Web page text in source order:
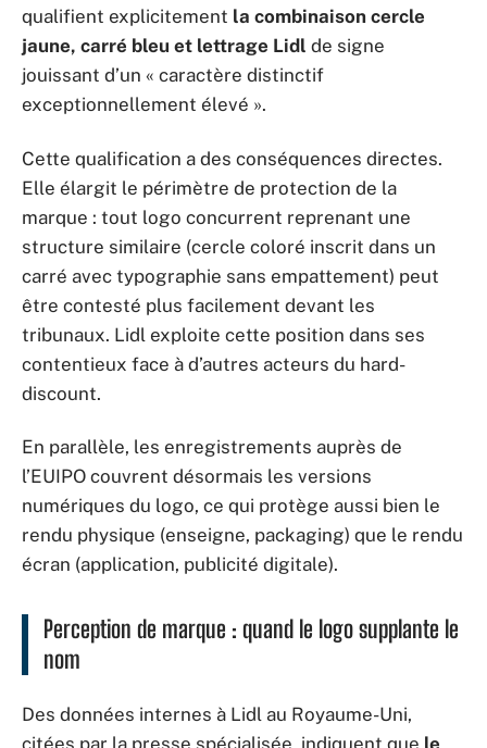
qualifient explicitement la combinaison cercle
jaune, carré bleu et lettrage Lidl de signe
jouissant d’un « caractère distinctif
exceptionnellement élevé ».
Cette qualification a des conséquences directes.
Elle élargit le périmètre de protection de la
marque : tout logo concurrent reprenant une
structure similaire (cercle coloré inscrit dans un
carré avec typographie sans empattement) peut
être contesté plus facilement devant les
tribunaux. Lidl exploite cette position dans ses
contentieux face à d’autres acteurs du hard-
discount.
En parallèle, les enregistrements auprès de
l’EUIPO couvrent désormais les versions
numériques du logo, ce qui protège aussi bien le
rendu physique (enseigne, packaging) que le rendu
écran (application, publicité digitale).
Perception de marque : quand le logo supplante le
nom
Des données internes à Lidl au Royaume-Uni,
citées par la presse spécialisée, indiquent que le